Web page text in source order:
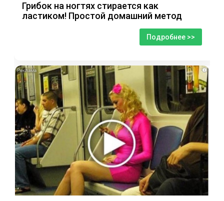
Грибок на ногтях стирается как
ластиком! Простой домашний метод
Подробнее >>
i